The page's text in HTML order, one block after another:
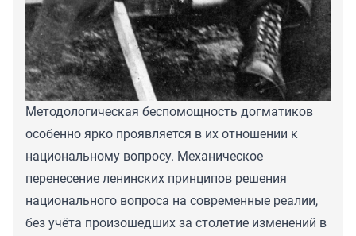
Методологическая беспомощность догматиков
особенно ярко проявляется в их отношении к
национальному вопросу. Механическое
перенесение ленинских принципов решения
национального вопроса на современные реалии,
без учёта произошедших за столетие изменений в